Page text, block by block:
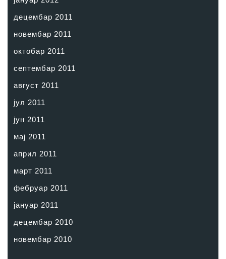
децембар 2011
новембар 2011
октобар 2011
септембар 2011
август 2011
јул 2011
јун 2011
мај 2011
април 2011
март 2011
фебруар 2011
јануар 2011
децембар 2010
новембар 2010